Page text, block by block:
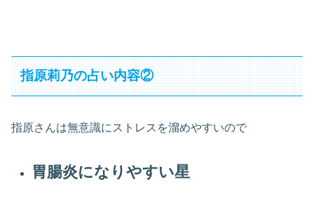
指原莉乃の占い内容②
指原さんは無意識にストレスを溜めやすいので
胃腸炎になりやすい星